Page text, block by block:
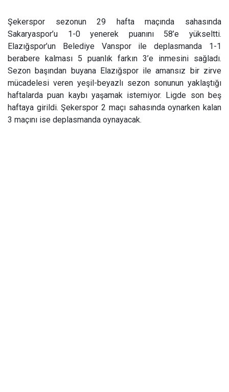
Şekerspor sezonun 29 hafta maçında sahasında
Sakaryaspor’u 1-0 yenerek puanını 58’e yükseltti.
Elazığspor’un Belediye Vanspor ile deplasmanda 1-1
berabere kalması 5 puanlık farkın 3’e inmesini sağladı.
Sezon başından buyana Elazığspor ile amansız bir zirve
mücadelesi veren yeşil-beyazlı sezon sonunun yaklaştığı
haftalarda puan kaybı yaşamak istemiyor. Ligde son beş
haftaya girildi. Şekerspor 2 maçı sahasında oynarken kalan
3 maçını ise deplasmanda oynayacak.